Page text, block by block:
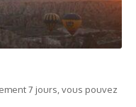
7 jours, vous pouvez